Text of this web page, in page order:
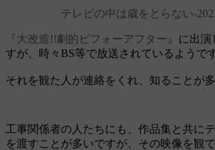
テレビの中は歳をとらない
『大改造!!劇的ビフォーアフター』 に出演
すが、時々BS等で放送されているようです
それを観た人が連絡をくれ、知ることが多
工事関係者の人たちにも、作品集と共に
を渡すことが多いですが、その映像を観